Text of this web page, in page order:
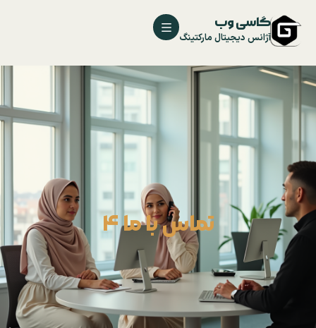
گاسی وب
آژانس دیجیتال مارکتینگ
تماس با ما 4